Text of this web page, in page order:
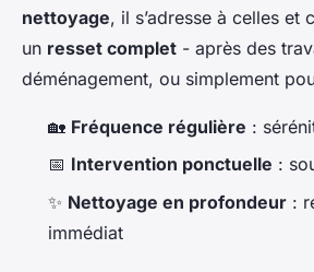
nettoyage, il s’adresse à celles et
un resset complet - après des
déménagement, ou simplement
🏡 Fréquence régulière :
📅 Intervention ponctuelle :
✨ Nettoyage en profondeur :
immédiat